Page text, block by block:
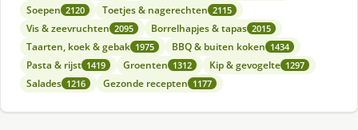
Soepen 2120 Toetjes & nagerechten 2115
Vis & zeevruchten 2095 Borrelhapjes & tapas 2015
Taarten, koek & gebak 1975 BBQ & buiten koken 1434
Pasta & rijst 1419 Groenten 1312 Kip & gevogelte 1297
Salades 1216 Gezonde recepten 1177